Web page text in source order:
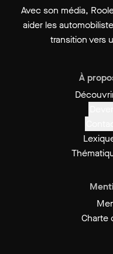
Avec son média,
aider les
transition vers
À
Charte